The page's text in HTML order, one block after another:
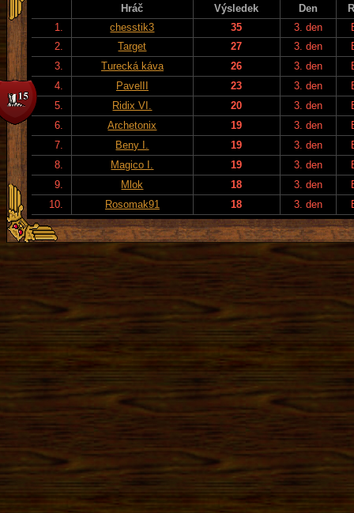
Hráč Výsledek Den
1.
chesstik3 35 3. den
2.
Target 27 3. den
3.
Turecká káva 26 3. den
4.
PavelII 23 3. den
5.
Ridix VI. 20 3. den
6.
Archetonix 19 3. den
7.
Beny I. 19 3. den
8.
Magico I. 19 3. den
9.
Mlok 18 3. den
10.
Rosomak91 18 3. den